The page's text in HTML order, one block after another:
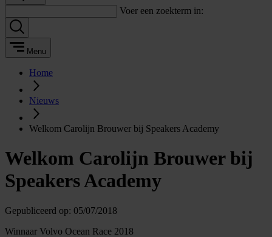
Voer een zoekterm in:
Menu
Home
Nieuws
Welkom Carolijn Brouwer bij Speakers Academy
Welkom Carolijn Brouwer bij
Speakers Academy
Gepubliceerd op: 05/07/2018
Winnaar Volvo Ocean Race 2018